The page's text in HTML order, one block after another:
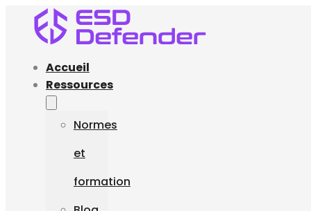
Accueil
Ressources
Normes
et
formation